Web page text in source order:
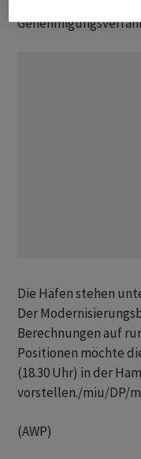
Die Häfen stehen
Der
Berechnungen auf
Positionen möchte
(18.30 Uhr) in der
vorstellen./miu/DP/
(AWP)